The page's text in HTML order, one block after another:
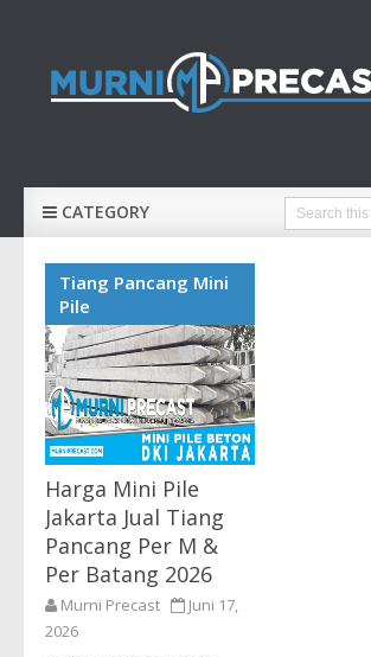
CATEGORY
Tiang Pancang Mini
Pile
Harga Mini Pile
Jakarta Jual Tiang
Pancang Per M &
Per Batang 2026
Murni Precast
Juni 17,
2026